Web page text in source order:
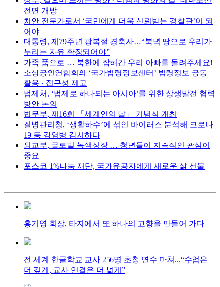
전면 개방
치안 전문가로서 ‘국민에게 더욱 신뢰받는 경찰관’이 되
어야
대통령, 제79주년 광복절 경축사…“북녁 땅으로 우리가
누리는 자유 확장되어야”
가족 품으로 … 북한에 잡혀간 우리 아빠를 돌려주세요!
소상공인연합회의 ‘국가법령정보센터’ 법령정보 공동
활용 · 접근성 제고
법제처, ‘법제로 하나되는 아시아’를 위한 상생발전 협력
방안 논의
법무부, 제16회 「세계인의 날」 기념식 개최
질병관리청, ‘생활하수’에 섞인 바이러스 분석해 코로나
19 등 감염병 감시하다
외교부, 글로벌 녹색성장 … 청년들이 지속적인 관심이
중요
포스코 1%나눔 재단, 국가유공자에게 새로운 삶 선물
홍기영 회장, 타지에서 또 하나의 고향을 만들어 가다
전 세계 한글학교 교사 256명 초청 연수 마쳐...“수업은
더 깊게, 교사 연결은 더 넓게”